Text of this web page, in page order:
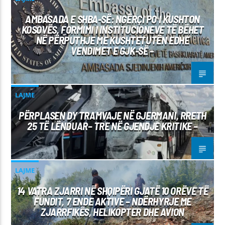
AMBASADA E SHBA-SË: NGËRÇI PO I KUSHTON
KOSOVËS, FORMIMI I INSTITUCIONEVE TË BËHET
NË PËRPUTHJE ME KUSHTETUTËN EDHE
VENDIMET E GJK-SË –
LAJME
PËRPLASEN DY TRAMVAJE NË GJERMANI, RRETH
25 TË LËNDUAR– TRE NË GJENDJE KRITIKE –
LAJME
14 VATRA ZJARRI NË SHQIPËRI GJATË 10 ORËVE TË
FUNDIT, 7 ENDE AKTIVE – NDËRHYRJE ME
ZJARRFIKËS, HELIKOPTER DHE AVION